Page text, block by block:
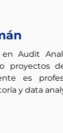
en Audit
proyectos
es
y data